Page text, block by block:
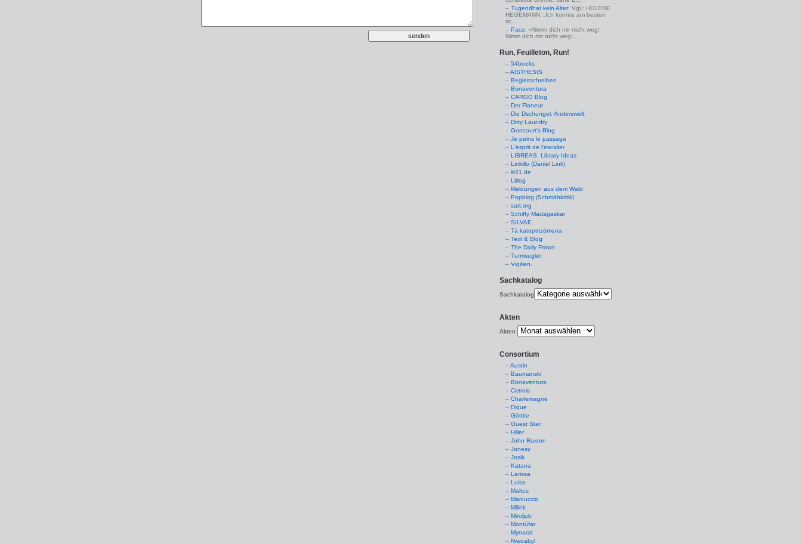
Tugendhat kein Alter: Vgl.: HELENE
HEGEMANN: „Ich konnte am besten
sc...
Paco: »Nimm dich mir nicht weg!
Nimm dich mir nicht weg!...
Run, Feuilleton, Run!
54books
AISTHESIS
Begleitschreiben
Bonaventura
CARGO Blog
Der Flaneur
Die Dschungel. Anderswelt.
Dirty Laundry
Goncourt's Blog
Je peins le passage
L'esprit de l'escalier
LIBREAS. Library Ideas
Linkillo (Daniel Link)
lit21.de
Litlog
Meldungen aus dem Wald
Popblog (Schmähkritik)
satt.org
Schiffy Madagaskar
SILVAE
Tà katoptrizómena
Text & Blog
The Daily Frown
Turmsegler
Vigilien.
Sachkatalog
Sachkatalog
Akten
Akten
Consortium
Austin
Baumanski
Bonaventura
Cetrois
Charlemagne
Dique
Göttke
Guest Star
Hiller
John Roxton
Jonesy
Josik
Katana
Larissa
Luisa
Maltus
Marcuccio
Millek
Miroljub
Montúfar
Mynaral
Niwoabyl